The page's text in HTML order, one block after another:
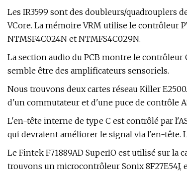
Les IR3599 sont des doubleurs/quadrouplers
VCore. La mémoire VRM utilise le contrôleur
NTMSF4C024N et NTMFS4C029N.
La section audio du PCB montre le contrôleur
semble être des amplificateurs sensoriels.
Nous trouvons deux cartes réseau Killer
d'un commutateur et d'une puce de contrôle
L'en-tête interne de type C est contrôlé par
qui devraient améliorer le signal via l'en-tête.
Le Fintek F71889AD SuperIO est utilisé sur
trouvons un microcontrôleur Sonix